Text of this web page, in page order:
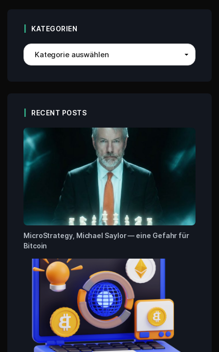
KATEGORIEN
RECENT POSTS
MicroStrategy, Michael Saylor — eine Gefahr für
Bitcoin